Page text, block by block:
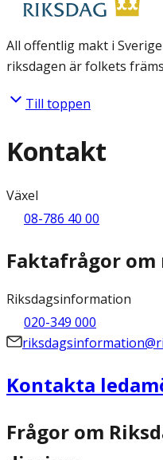
All offentlig makt i
riksdagen är folkets
Till toppen
Kontakt
Växel
08-786 40 00
Faktafrågor om
Riksdagsinformation
020-349 000
Kontakta
Frågor om